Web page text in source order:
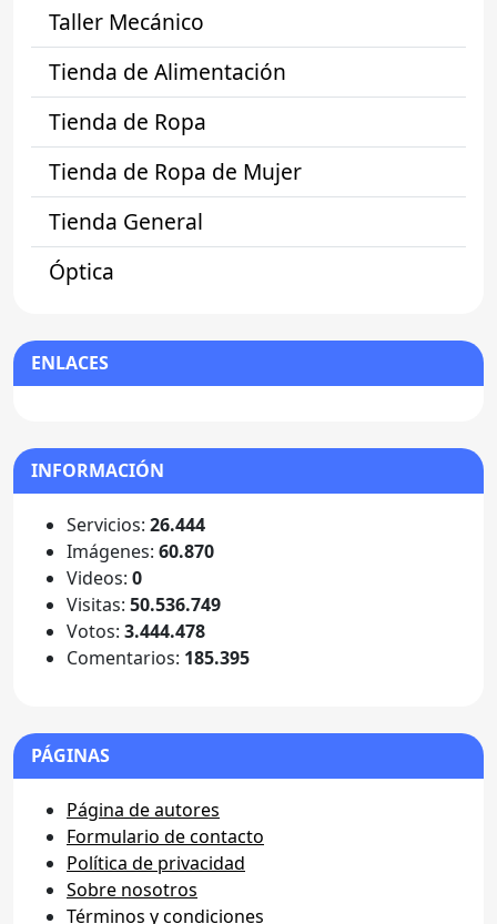
Taller Mecánico
Tienda de Alimentación
Tienda de Ropa
Tienda de Ropa de Mujer
Tienda General
Óptica
ENLACES
INFORMACIÓN
Servicios: 26.444
Imágenes: 60.870
Videos: 0
Visitas: 50.536.749
Votos: 3.444.478
Comentarios: 185.395
PÁGINAS
Página de autores
Formulario de contacto
Política de privacidad
Sobre nosotros
Términos y condiciones